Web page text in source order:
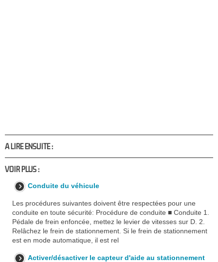
A LIRE ENSUITE :
VOIR PLUS :
Conduite du véhicule
Les procédures suivantes doivent être respectées pour une
conduite en toute sécurité: Procédure de conduite ■ Conduite 1.
Pédale de frein enfoncée, mettez le levier de vitesses sur D. 2.
Relâchez le frein de stationnement. Si le frein de stationnement
est en mode automatique, il est rel
Activer/désactiver le capteur d'aide au stationnement